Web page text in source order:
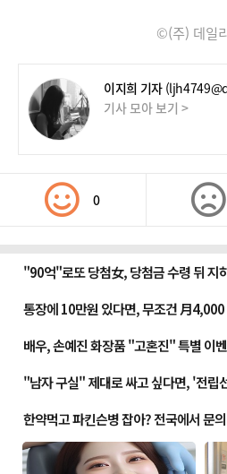
©(주) 데일
이지희 기자
기사 모아 보기 >
0